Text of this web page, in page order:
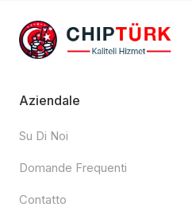
Aziendale
Su Di Noi
Domande Frequenti
Contatto